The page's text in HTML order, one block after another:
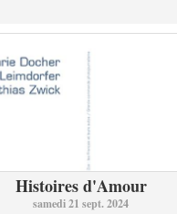
Histoires d'Amour
samedi 21 sept. 2024